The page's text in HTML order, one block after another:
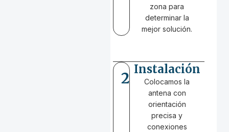
zona para
determinar la
mejor solución.
2 Instalación
Colocamos la
antena con
orientación
precisa y
conexiones